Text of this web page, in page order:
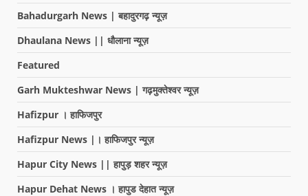
Bahadurgarh News | बहादुरगढ़ न्यूज़
Dhaulana News || धौलाना न्यूज़
Featured
Garh Mukteshwar News | गढ़मुक्तेश्वर न्यूज़
Hafizpur । हाफिजपुर
Hafizpur News |। हाफिजपुर न्यूज़
Hapur City News || हापुड़ शहर न्यूज़
Hapur Dehat News । हापुड देहात न्यूज़